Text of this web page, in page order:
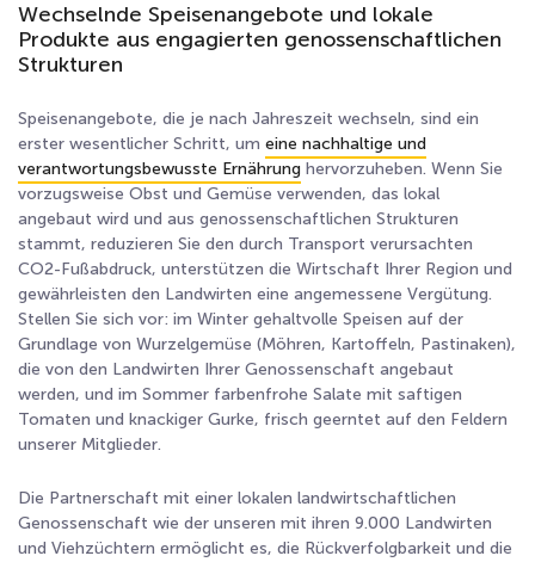
Wechselnde Speisenangebote und lokale
Produkte aus engagierten genossenschaftlichen
Strukturen
Speisenangebote, die je nach Jahreszeit wechseln, sind ein
erster wesentlicher Schritt, um eine nachhaltige und
verantwortungsbewusste Ernährung hervorzuheben. Wenn Sie
vorzugsweise Obst und Gemüse verwenden, das lokal
angebaut wird und aus genossenschaftlichen Strukturen
stammt, reduzieren Sie den durch Transport verursachten
CO2-Fußabdruck, unterstützen die Wirtschaft Ihrer Region und
gewährleisten den Landwirten eine angemessene Vergütung.
Stellen Sie sich vor: im Winter gehaltvolle Speisen auf der
Grundlage von Wurzelgemüse (Möhren, Kartoffeln, Pastinaken),
die von den Landwirten Ihrer Genossenschaft angebaut
werden, und im Sommer farbenfrohe Salate mit saftigen
Tomaten und knackiger Gurke, frisch geerntet auf den Feldern
unserer Mitglieder.
Die Partnerschaft mit einer lokalen landwirtschaftlichen
Genossenschaft wie der unseren mit ihren 9.000 Landwirten
und Viehzüchtern ermöglicht es, die Rückverfolgbarkeit und die